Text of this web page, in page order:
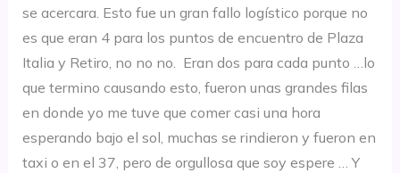
se acercara. Esto fue un gran fallo logístico porque no
es que eran 4 para los puntos de encuentro de Plaza
Italia y Retiro, no no no. Eran dos para cada punto …lo
que termino causando esto, fueron unas grandes filas
en donde yo me tuve que comer casi una hora
esperando bajo el sol, muchas se rindieron y fueron en
taxi o en el 37, pero de orgullosa que soy espere … Y